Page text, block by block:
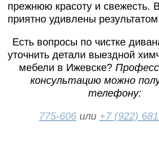
прежнюю красоту и свежесть.
приятно удивлены
Есть вопросы по чистке
уточнить детали выездной
мебели в Ижевске?
консультацию можно
телефону:
775-606 или +7 (922)